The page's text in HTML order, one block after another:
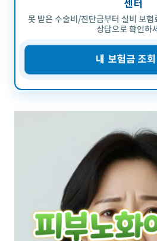
센터
못 받은 수술비/진단금부터 실비 보
상담으로 확인하
내 보험금 조